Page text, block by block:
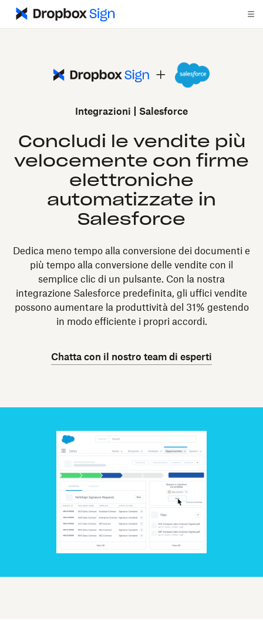
Integrazioni Salesforce
Concludi le vendite più
velocemente con firme
elettroniche
automatizzate in
Salesforce
Dedica meno tempo alla conversione dei documenti e
più tempo alla conversione delle vendite con il
semplice clic di un pulsante. Con la nostra
integrazione Salesforce predefinita, gli uffici vendite
possono aumentare la produttività del 31% gestendo
in modo efficiente i propri accordi.
Chatta con il nostro team di esperti